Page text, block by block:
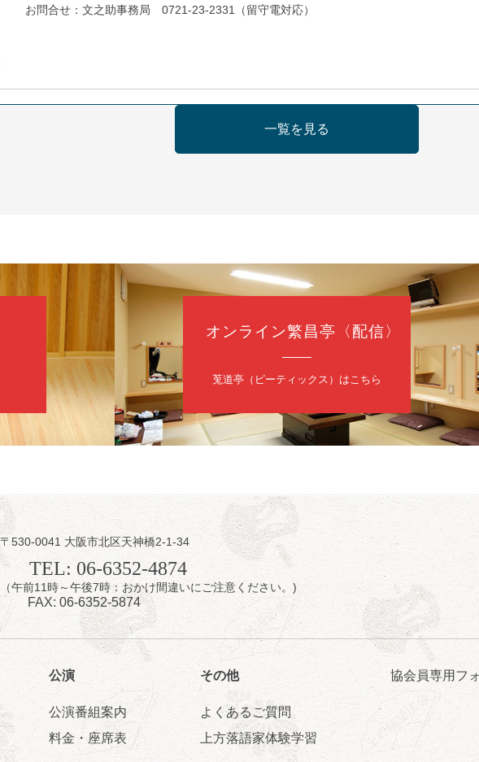
お問合せ：文之助事務局 0721-23-2331（留守電対応）
落語と日本舞踊の会 あわよか連 vol 1
昼 7 日（金）
昼席：番組案内
桂二豆／露の瑞／桂きん太郎／いわみせいじ（似顔絵）／笑福亭笑利／桂文太～仲入
★菟道亭 配信あり
夜 8月 7日（金）
噺家が落語と芝居をしてみる会
桂米之助／桂団治郎／桂弥太郎／桂米舞／是常祐美
開演：午後6時30分（6時開場）全席指定
前売3,500円 当日4,000円
お問合せ：米朝事務所 06-6365-8281（平日10時～18時）
★菟道亭配信あり 配信の購入はこちらをクリック
一覧を見る
オンライン繁昌亭〈配信〉
莵道亭（ピーティックス）はこちら
〒530-0041 大阪市北区天神橋2-1-34
TEL: 06-6352-4874
（午前11時～午後7時：おかけ間違いにご注意ください。)
FAX: 06-6352-5874
公演
公演番組案内
料金・座席表
その他
よくあるご質問
上方落語家体験学習
協会員専用フ